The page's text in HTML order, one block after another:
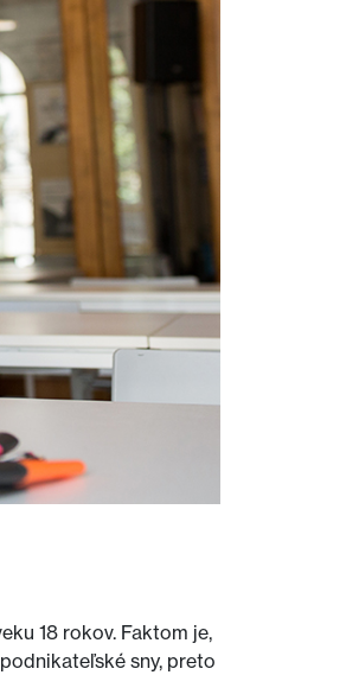
18 rokov. Faktom je,
sny, preto